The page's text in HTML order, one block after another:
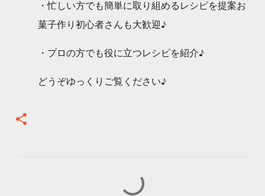
・忙しい方でも簡単に取り組めるレシピを提案お
菓子作り初心者さんも大歓迎♪
・プロの方でも役に立つレシピを紹介♪
どうぞゆっくりご覧ください♪